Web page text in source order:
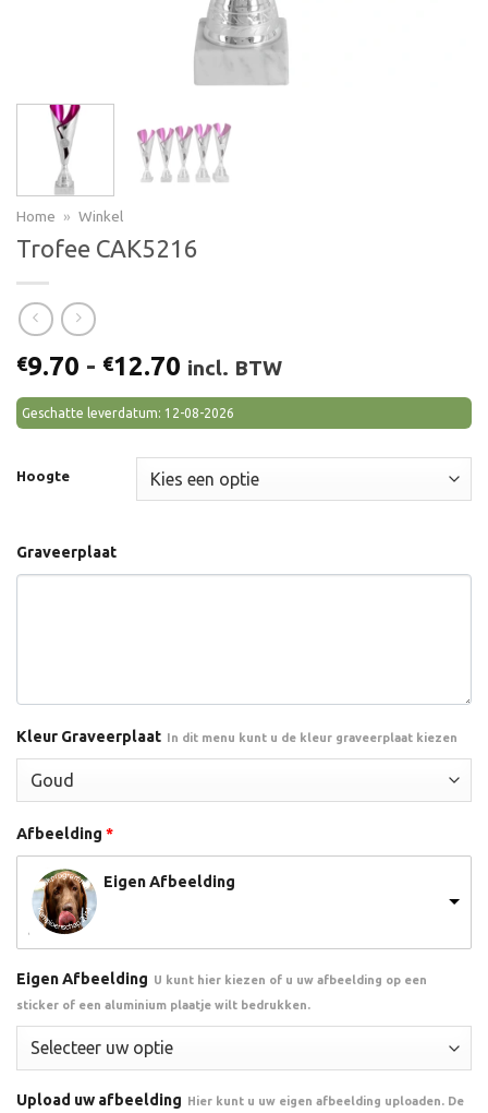
Home » Winkel
Trofee CAK5216
€9.70 - €12.70 Prijsklasse:
€9.70
tot
incl. BTW
Geschatte leverdatum: 12-08-2026
Hoogte
Graveerplaat
Kleur Graveerplaat In dit menu kunt u de kleur graveerplaat kiezen
Afbeelding *
Eigen Afbeelding
Eigen Afbeelding U kunt hier kiezen of u uw afbeelding op een
sticker of een aluminium plaatje wilt bedrukken.
Upload uw afbeelding Hier kunt u uw eigen afbeelding uploaden. De